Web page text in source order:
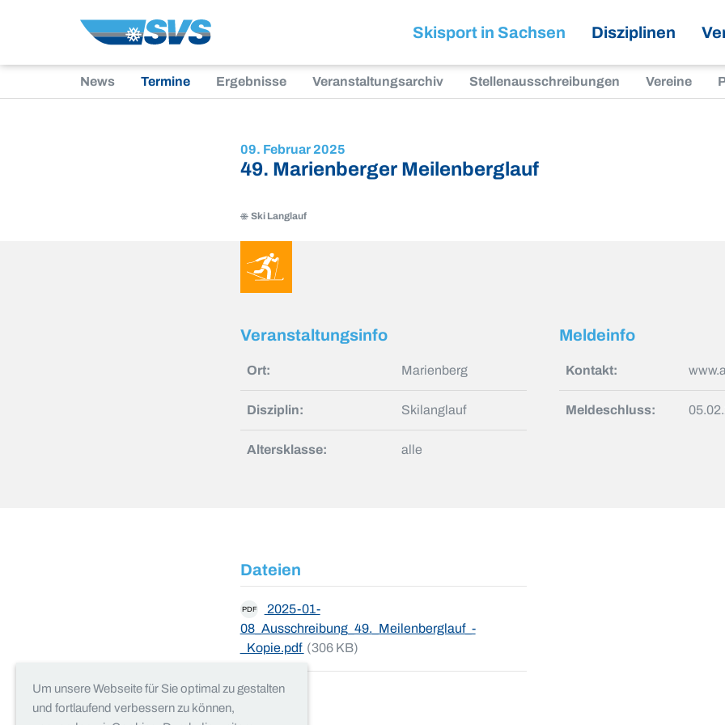
Skisport in Sachsen Disziplinen
News Termine Ergebnisse Veranstaltungsarchiv Stellenausschreibungen Vereine
09. Februar 2025
49. Marienberger Meilenberglauf
Ski Langlauf
Langlauf
Veranstaltungsinfo
Ort: Marienberg
Disziplin: Skilanglauf
Altersklasse: alle
Meldeinfo
Kontakt:
Meldeschluss:
Dateien
PDF
2025-01-
08_Ausschreibung_49._Meilenberglauf_-
_Kopie.pdf (306 KB)
Um unsere Webseite für Sie optimal zu gestalten
und fortlaufend verbessern zu können,